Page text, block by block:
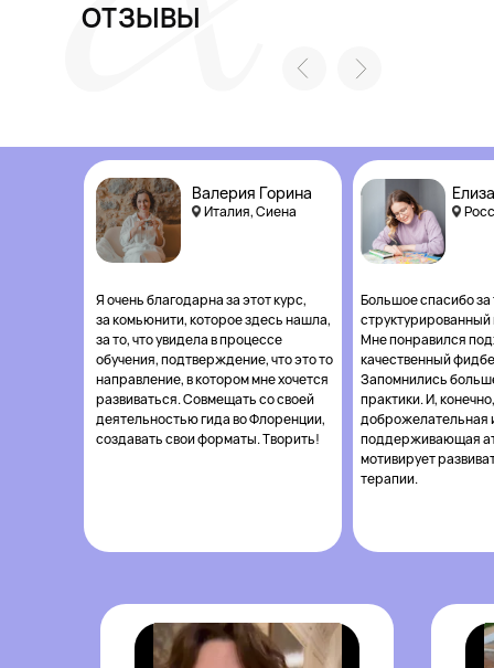
ОТЗЫВЫ
Валерия Горина
Италия, Сиена
Я очень благодарна за этот курс,
за комьюнити, которое здесь нашла,
за то, что увидела в процессе
обучения, подтверждение, что это то
направление, в котором мне хочется
развиваться. Совмещать со своей
деятельностью гида во Флоренции,
создавать свои форматы. Творить!
Большое спасибо за
структурированный
Мне понравился
качественный
Запомнились
практики. И, конечно,
доброжелательная
поддерживающая
мотивирует
терапии.